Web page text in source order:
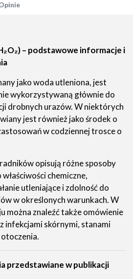
– podstawowe informacje i
jako woda utleniona, jest
wykorzystywaną głównie do
drobnych urazów. W niektórych
jest również jako środek o
w codziennej trosce o
opisują różne sposoby
chemiczne,
utleniające i zdolność do
w określonych warunkach. W
można znaleźć także omówienie
infekcjami skórnymi, stanami
przedstawiane w publikacji